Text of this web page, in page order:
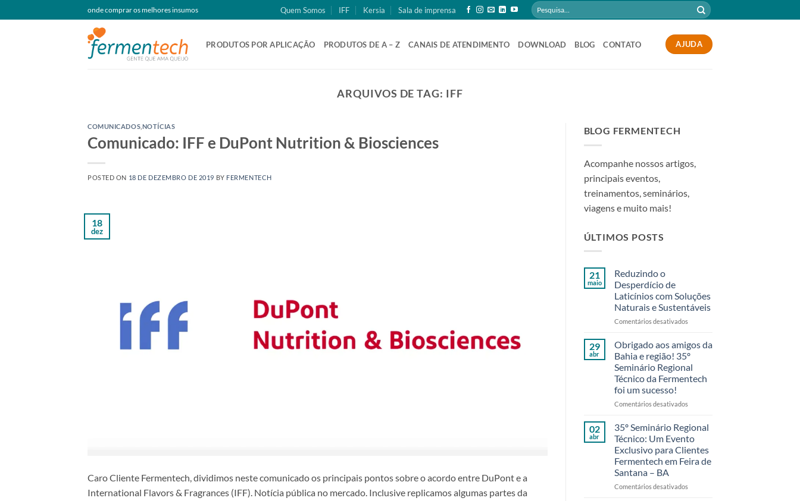
to
onde comprar os melhores insumos Quem Somos IFF Kersia Sala de imprensa
Pesquisar
por:
PRODUTOS POR APLICAÇÃO PRODUTOS DE A – Z CANAIS DE ATENDIMENTO DOWNLOAD BLOG CONTATO AJUDA
ARQUIVOS DE TAG: IFF
COMUNICADOS NOTÍCIAS
Comunicado: IFF e DuPont Nutrition & Biosciences
POSTED ON 18 DE DEZEMBRO DE 2019 BY FERMENTECH
18
dez
Caro Cliente Fermentech, dividimos neste comunicado os principais pontos sobre o acordo entre DuPont e a
International Flavors & Fragrances (IFF). Notícia pública no mercado. Inclusive replicamos algumas partes da
BLOG FERMENTECH
Acompanhe nossos artigos,
principais eventos,
treinamentos, seminários,
viagens e muito mais!
ÚLTIMOS POSTS
21
maio
Reduzindo o
Desperdício de
Laticínios com Soluções
Naturais e Sustentáveis
Comentários desativadosem
Desperdício
Laticínios
com
Naturais
29
abr
Obrigado aos amigos da
Bahia e região! 35º
Seminário Regional
Técnico da Fermentech
foi um sucesso!
Comentários desativadosem
aos
amigos
da
Bahia
e
35º
02
abr
35º Seminário Regional
Técnico: Um Evento
Exclusivo para Clientes
Fermentech em Feira de
Santana – BA
Comentários desativadosem